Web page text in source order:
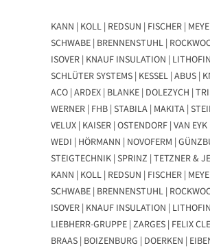
KANN | KOLL | REDSUN | FISCHER |
SCHWABE | BRENNENSTUHL |
ISOVER | KNAUF INSULATION |
SCHLÜTER SYSTEMS | KESSEL | ABUS |
ACO | ARDEX | BLANKE | DOLEZYCH |
WERNER | FHB | STABILA | MAKITA |
VELUX | KAISER | OSTENDORF | VAN EYK
WEDI | HÖRMANN | NOVOFERM |
STEIGTECHNIK | SPRINZ | TETZNER &
KANN | KOLL | REDSUN | FISCHER |
SCHWABE | BRENNENSTUHL |
ISOVER | KNAUF INSULATION |
LIEBHERR-GRUPPE | ZARGES | FELIX
BRAAS | BOIZENBURG | DOERKEN |